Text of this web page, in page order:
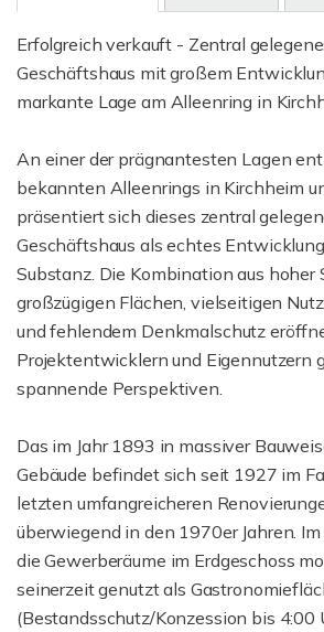
Erfolgreich verkauft - Zentral
Geschäftshaus mit großem
markante Lage am Alleenring in
An einer der prägnantesten Lagen
bekannten Alleenrings in Kirchheim
präsentiert sich dieses zentral
Geschäftshaus als echtes
Substanz. Die Kombination aus hoher
großzügigen Flächen, vielseitigen
und fehlendem Denkmalschutz
Projektentwicklern und Eigennutzern
spannende Perspektiven.
Das im Jahr 1893 in massiver
Gebäude befindet sich seit 1927 im
letzten umfangreicheren
überwiegend in den 1970er Jahren.
die Gewerberäume im Erdgeschoss
seinerzeit genutzt als
(Bestandsschutz/Konzession bis 4:00